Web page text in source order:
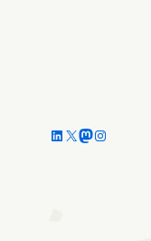
LinkedIn X Mastodon Instagram